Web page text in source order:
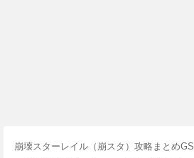
崩壊スターレイル（崩スタ）攻略まとめGS